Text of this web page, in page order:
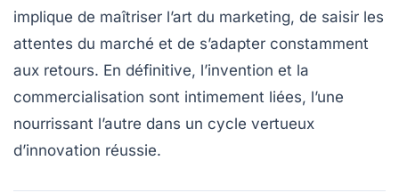
implique de maîtriser l’art du marketing, de saisir les
attentes du marché et de s’adapter constamment
aux retours. En définitive, l’invention et la
commercialisation sont intimement liées, l’une
nourrissant l’autre dans un cycle vertueux
d’innovation réussie.